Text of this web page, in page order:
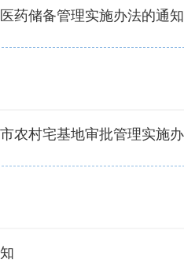
药储备管理实施办法的通知